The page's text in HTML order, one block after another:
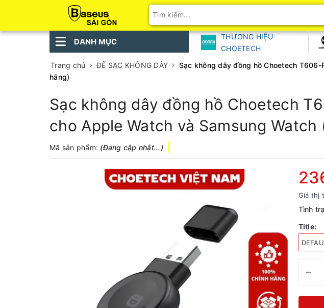
DANH MỤC
THƯƠNG HIỆU
CHOETECH
Trang chủ
ĐẾ SẠC KHÔNG DÂY
Sạc không dây đồng hồ Choetech
hãng)
Sạc không dây đồng hồ Choetech
cho Apple Watch và Samsung
Mã sản phẩm: (Đang cập nhật...)
Giá thị
Tình
Title:
–